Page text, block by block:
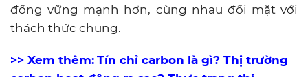
đồng vững mạnh hơn, cùng nhau đối mặt với
thách thức chung.
>> Xem thêm: Tín chỉ carbon là gì? Thị trường